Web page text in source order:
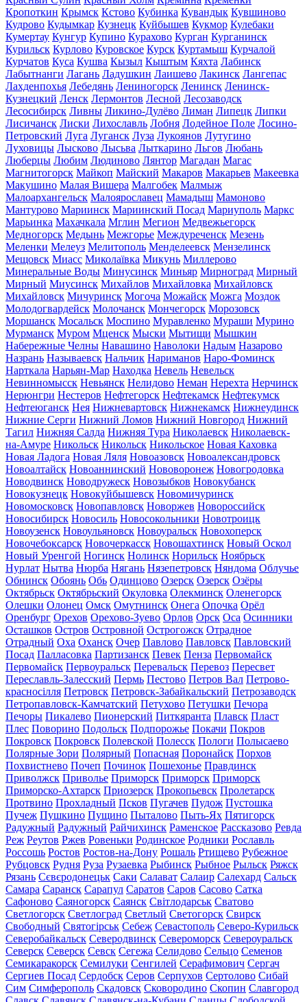
Кропоткин Крымск Кстово Кубинка Кувандык Кувшиново
Кудрово Кудымкар Кузнецк Куйбышев Кукмор Кулебаки
Кумертау Кунгур Купино Курахово Курган Курганинск
Курильск Курлово Куровское Курск Куртамыш Курчалой
Курчатов Куса Кушва Кызыл Кыштым Кяхта Лабинск
Лабытнанги Лагань Ладушкин Лаишево Лакинск Лангепас
Лахденпохья Лебедянь Лениногорск Ленинск Ленинск-
Кузнецкий Ленск Лермонтов Лесной Лесозаводск
Лесосибирск Ливны Ликино-Дулёво Лиман Липецк Липки
Лисичанск Лиски Лихославль Лобня Лодейное Поле Лосино-
Петровский Луга Луганск Луза Лукоянов Лутугино
Луховицы Лысково Лысьва Лыткарино Льгов Любань
Люберцы Любим Людиново Лянтор Магадан Магас
Магнитогорск Майкоп Майский Макаров Макарьев Макеевка
Макушино Малая Вишера Малгобек Малмыж
Малоархангельск Малоярославец Мамадыш Мамоново
Мантурово Мариинск Мариинский Посад Мариуполь Маркс
Марьинка Махачкала Мглин Мегион Медвежьегорск
Медногорск Медынь Межгорье Междуреченск Мезень
Меленки Мелеуз Мелитополь Менделеевск Мензелинск
Мещовск Миасс Миколаївка Микунь Миллерово
Минеральные Воды Минусинск Миньяр Мирноград Мирный
Мирный Миусинск Михайлов Михайловка Михайловск
Михайловск Мичуринск Могоча Можайск Можга Моздок
Молодогвардейск Молочанск Мончегорск Морозовск
Моршанск Мосальск Моспино Муравленко Мураши Мурино
Мурманск Муром Мценск Мыски Мытищи Мышкин
Набережные Челны Навашино Наволоки Надым Назарово
Назрань Называевск Нальчик Нариманов Наро-Фоминск
Нарткала Нарьян-Мар Находка Невель Невельск
Невинномысск Невьянск Нелидово Неман Нерехта Нерчинск
Нерюнгри Нестеров Нефтегорск Нефтекамск Нефтекумск
Нефтеюганск Нея Нижневартовск Нижнекамск Нижнеудинск
Нижние Серги Нижний Ломов Нижний Новгород Нижний
Тагил Нижняя Салда Нижняя Тура Николаевск Николаевск-
на-Амуре Никольск Никольск Никольское Новая Каховка
Новая Ладога Новая Ляля Новоазовск Новоалександровск
Новоалтайск Новоаннинский Нововоронеж Новогродовка
Новодвинск Новодружеск Новозыбков Новокубанск
Новокузнецк Новокуйбышевск Новомичуринск
Новомосковск Новопавловск Новоржев Новороссийск
Новосибирск Новосиль Новосокольники Новотроицк
Новоузенск Новоульяновск Новоуральск Новохоперск
Новочебоксарск Новочеркасск Новошахтинск Новый Оскол
Новый Уренгой Ногинск Нолинск Норильск Ноябрьск
Нурлат Нытва Нюрба Нягань Нязепетровск Няндома Облучье
Обнинск Обоянь Обь Одинцово Озерск Озерск Озёры
Октябрьск Октябрьский Окуловка Олекминск Оленегорск
Олешки Олонец Омск Омутнинск Онега Опочка Орёл
Оренбург Орехов Орехово-Зуево Орлов Орск Оса Осинники
Осташков Остров Островной Острогожск Отрадное
Отрадный Оха Оханск Очер Павлово Павловск Павловский
Посад Палласовка Партизанск Певек Пенза Первомайск
Первомайск Первоуральск Перевальск Перевоз Пересвет
Переславль-Залесский Пермь Пестово Петров Вал Петрово-
красносілля Петровск Петровск-Забайкальский Петрозаводск
Петропавловск-Камчатский Петухово Петушки Печора
Печоры Пикалево Пионерский Питкяранта Плавск Пласт
Плес Поворино Подольск Подпорожье Покачи Покров
Покровск Покровск Полевской Полесск Пологи Полысаево
Полярные Зори Полярный Попасная Поронайск Порхов
Похвистнево Почеп Починок Пошехонье Правдинск
Приволжск Приволье Приморск Приморск Приморск
Приморско-Ахтарск Приозерск Прокопьевск Пролетарск
Протвино Прохладный Псков Пугачев Пудож Пустошка
Пучеж Пушкино Пущино Пыталово Пыть-Ях Пятигорск
Радужный Радужный Райчихинск Раменское Рассказово Ревда
Реж Реутов Ржев Ровеньки Родинское Родники Рославль
Россошь Ростов Ростов-на-Дону Рошаль Ртищево Рубежное
Рубцовск Рудня Руза Рузаевка Рыбинск Рыбное Рыльск Ряжск
Рязань Сєвєродонецьк Саки Салават Салаир Салехард Сальск
Самара Саранск Сарапул Саратов Саров Сасово Сатка
Сафоново Саяногорск Саянск Світлодарськ Сватово
Светлогорск Светлоград Светлый Светогорск Свирск
Свободный Святогірськ Себеж Севастополь Северо-Курильск
Северобайкальск Северодвинск Североморск Североуральск
Северск Северск Севск Сегежа Селидово Сельцо Семенов
Семикаракорск Семилуки Сенгилей Серафимович Сергач
Сергиев Посад Сердобск Серов Серпухов Сертолово Сибай
Сим Симферополь Скадовск Сковородино Скопин Славгород